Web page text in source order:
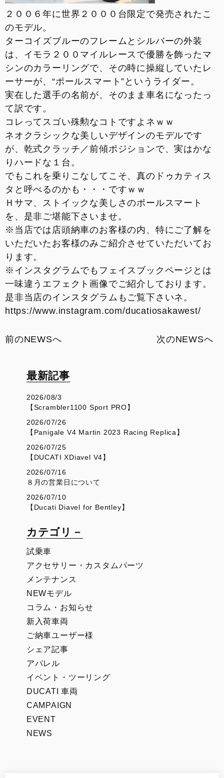
２００６年に世界２０００台限定で発売されたこ
のモデル。
ターコイズブルーのフレームとシルバーの外装
は、イモラ２００マイルレースで優勝を飾ったマ
シンのカラーリングで、その時に操縦していたレ
ーサーが、“ポールスマート”というライダー。
実在した選手の名前が、そのまま車名になったっ
て訳です。
コレってスゴい殊勲なコトですよネｗｗ
ネオクラシックな美しいデザインのモデルです
が、乾式クラッチ／前傾ポジションで、実はかな
りハードな１台。
でもこれを乗りこなしてこそ、真のドゥカティス
タと呼べるのかも・・・ですｗｗ
Ｈサマ、ストイックな美しさのポールスマート
を、是非ご堪能下さいませ。
※当店では店頭納車のお客様の内、特にご了解を
いただいたお客様のみご紹介させていただいてお
ります。
※インスタグラムでもフェイスブックページとは
一味違うエフェクト画像でご紹介しております。
是非当店のインスタグラムもご覧下さいネ。
https://www.instagram.com/ducatiosakawest/
前のNEWSへ 次のNEWSへ
最新記事
2026/08/3
【Scrambler1100 Sport PRO】
2026/07/26
【Panigale V4 Martin 2023 Racing Replica】
2026/07/25
【DUCATI XDiavel V4】
2026/07/16
８月の営業日について
2026/07/10
【Ducati Diavel for Bentley】
カテゴリ－
試乗車
アクセサリー・カスタムパーツ
メンテナンス
NEWモデル
コラム・お知らせ
新入荷車両
ご納車ユーザー様
シェア記事
アパレル
イベント・ツーリング
DUCATI 車両
CAMPAIGN
EVENT
NEWS